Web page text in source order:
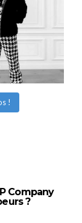
!
Company
?